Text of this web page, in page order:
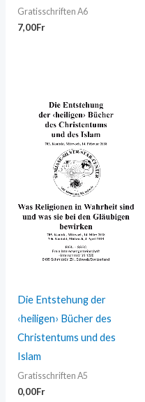
Gratisschriften A6
7,00Fr
Die Entstehung der
‹heiligen› Bücher des
Christentums und des
Islam
Gratisschriften A5
0,00Fr